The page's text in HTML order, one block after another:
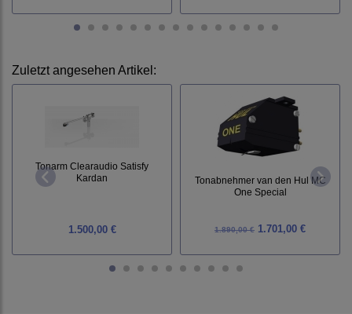
Zuletzt angesehen Artikel:
Tonarm Clearaudio Satisfy
Kardan
1.500,00 €
Tonabnehmer van den Hul MC
One Special
1.890,00 € 1.701,00 €